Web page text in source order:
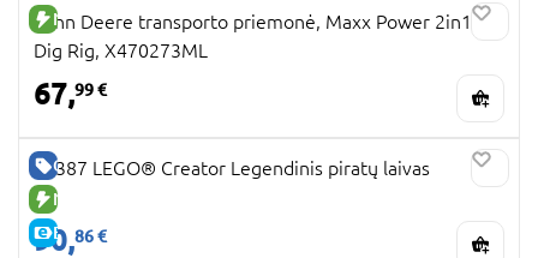
NAUJA PREKĖ
John Deere transporto priemonė, Maxx Power 2in1
Dig Rig, X470273ML
67,99 €
GERA KAINA
NAUJA PREKĖ
E-KAINA
31387 LEGO® Creator Legendinis piratų laivas
90,86 €